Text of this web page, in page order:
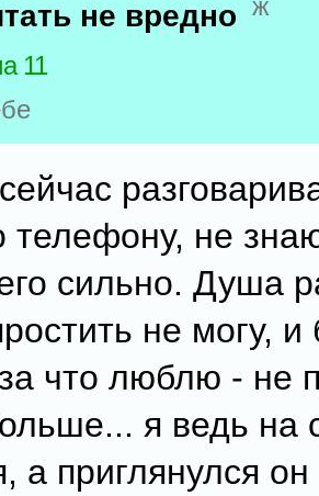
не вредно ж
11
телефону, не
сильно. Душа
не могу, и
что люблю - не
я ведь на
а приглянулся